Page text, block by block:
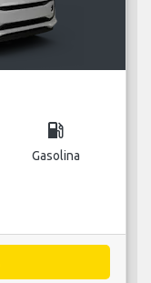
local_gas_station
Gasolina